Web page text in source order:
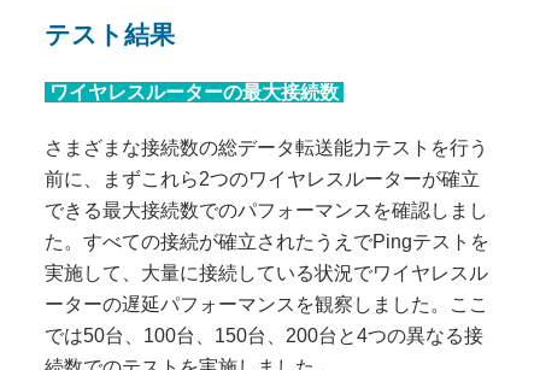
テスト結果
ワイヤレスルーターの最大接続数
さまざまな接続数の総データ転送能力テストを行う
前に、まずこれら2つのワイヤレスルーターが確立
できる最大接続数でのパフォーマンスを確認しまし
た。すべての接続が確立されたうえでPingテストを
実施して、大量に接続している状況でワイヤレスル
ーターの遅延パフォーマンスを観察しました。ここ
では50台、100台、150台、200台と4つの異なる接